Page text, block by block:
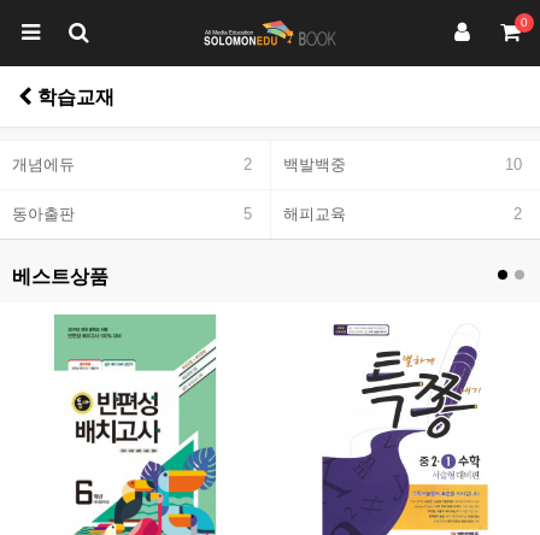
0
학습교재
개념에듀 2 백발백중 10
동아출판 5 해피교육 2
베스트상품